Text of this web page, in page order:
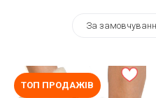
ТОП ПРОДАЖІВ